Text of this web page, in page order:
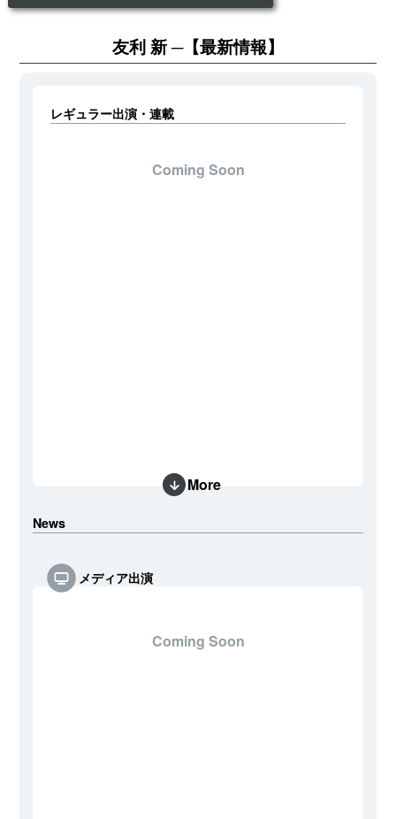
友利 新 【最新情報】
レギュラー出演・連載
Coming Soon
More
News
メディア出演
Coming Soon